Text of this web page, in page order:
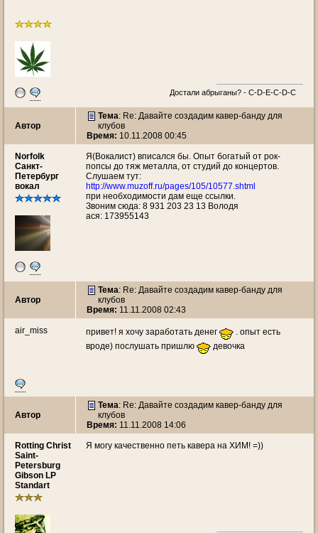
Достали абрыганы? - С-D-E-C-D-C
Автор
Тема: Re: Давайте создадим кавер-банду для
клубов
Время: 10.11.2008 00:45
Norfolk
Санкт-
Петербург
вокал
Я(Вокалист) вписался бы. Опыт богатый от рок-
попсы до тяж металла, от студий до концертов.
Слушаем тут:
http://www.muzoff.ru/pages/105/10577.shtml
при необходимости дам еще ссылки.
Звоним сюда: 8 931 203 23 13 Володя
ася: 173955143
Автор
Тема: Re: Давайте создадим кавер-банду для
клубов
Время: 11.11.2008 02:43
air_miss привет! я хочу заработать денег
. опыт есть
вроде) послушать пришлю
девочка
Автор
Тема: Re: Давайте создадим кавер-банду для
клубов
Время: 11.11.2008 14:06
Rotting Christ
Saint-
Petersburg
Gibson LP
Standart
Я могу качественно петь кавера на ХИМ! =))